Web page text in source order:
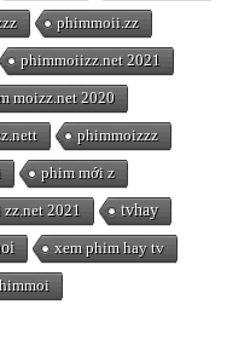
phimmoii.zz
phimmoiizz.net 2021
moizz.net 2020
phimmoizzz
phim mới z
2021 tvhay
xem phim hay tv